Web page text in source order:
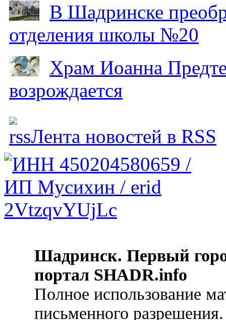
В Шадринске
отделения школы №20
Храм Иоанна
возрождается
Лента новостей в RSS
Шадринск. Первый
портал SHADR.info
Полное использование
письменного